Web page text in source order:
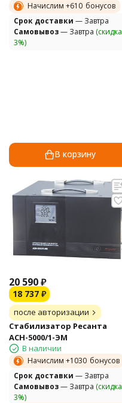
Начислим +610 бонусов
Cрок доставки — Завтра
Самовывоз— Завтра (скидка
3%)
В корзину
20 590₽
18 737 ₽
после авторизации
Стабилизатор Ресанта
АСН-5000/1-ЭМ
В наличии
Начислим +1030 бонусов
Cрок доставки — Завтра
Самовывоз— Завтра (скидка
3%)